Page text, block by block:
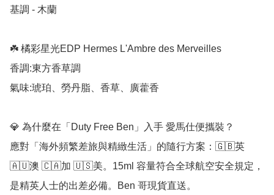
基調 - 木蘭
☘️ 橘彩星光EDP Hermes L'Ambre des Merveilles
香調:東方香草調
氣味:琥珀、勞丹脂、香草、廣藿香
💎 為什麼在「Duty Free Ben」入手 愛馬仕便攜裝？
應對「海外頻繁差旅與精緻生活」的隨行方案：🇬🇧英
🇦🇺澳 🇨🇦加 🇺🇸美。15ml 容量符合全球航空安全規定，
是精英人士的出差必備。Ben 哥現貨直送。